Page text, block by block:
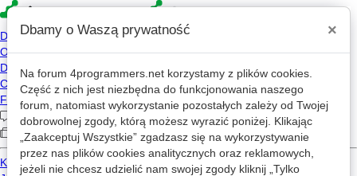
L9
LoOpY_99
Kraków
2026-08-07 11:58
2016-08-23 18:48
3,661 wizyt
Dbamy o Waszą prywatność ×
Na forum 4programmers.net korzystamy z plików cookies.
Część z nich jest niezbędna do funkcjonowania naszego
forum, natomiast wykorzystanie pozostałych zależy od Twojej
dobrowolnej zgody, którą możesz wyrazić poniżej. Klikając
„Zaakceptuj Wszystkie” zgadzasz się na wykorzystywanie
przez nas plików cookies analitycznych oraz reklamowych,
jeżeli nie chcesz udzielić nam swojej zgody kliknij „Tylko